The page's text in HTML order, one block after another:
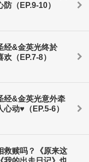
（EP.9-10）
经&金英光终於
（EP.7-8）
经&金英光意外牵
动♥（EP.5-6）
救赎吗？《原来这